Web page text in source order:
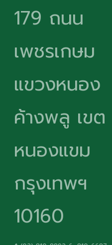
179 ถนน
เพชรเกษม
แขวงหนอง
ค้างพลู เขต
หนองแขม
กรุงเทพฯ
10160